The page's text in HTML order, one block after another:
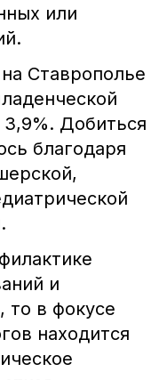
или
Ставрополье
Добиться
благодаря
и
то в фокусе
находится